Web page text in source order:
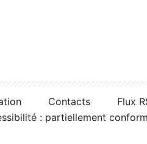
Contacts
Flux
: partiellement